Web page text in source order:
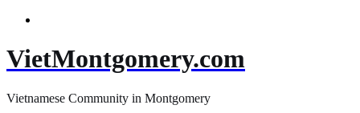
VietMontgomery.com
Vietnamese Community in Montgomery